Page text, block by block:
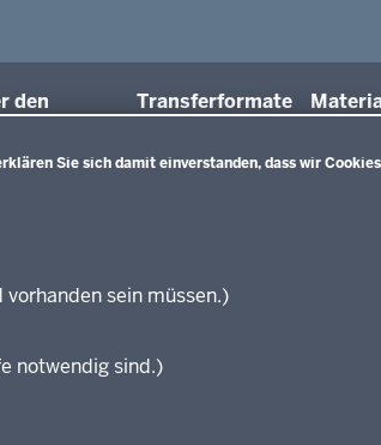
Sie sich damit einverstanden, dass wir
sein müssen.)
notwendig sind.)
den
Transferformate